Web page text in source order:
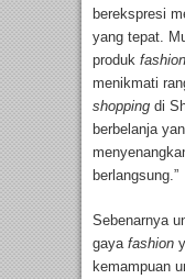
berekspresi
yang tepat.
produk fashion
menikmati
shopping di
berbelanja
berlangsung.”
Sebenarnya
gaya fashion
kemampuan